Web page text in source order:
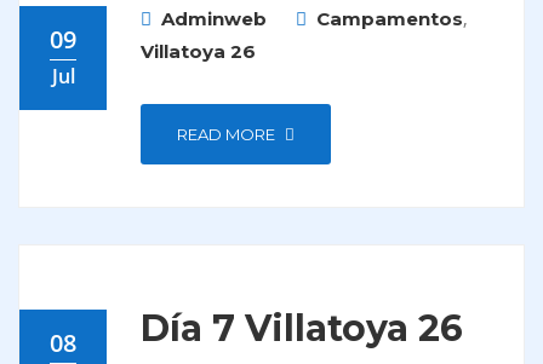
09
Jul
Adminweb Campamentos,
Villatoya 26
READ MORE
08 Día 7 Villatoya 26